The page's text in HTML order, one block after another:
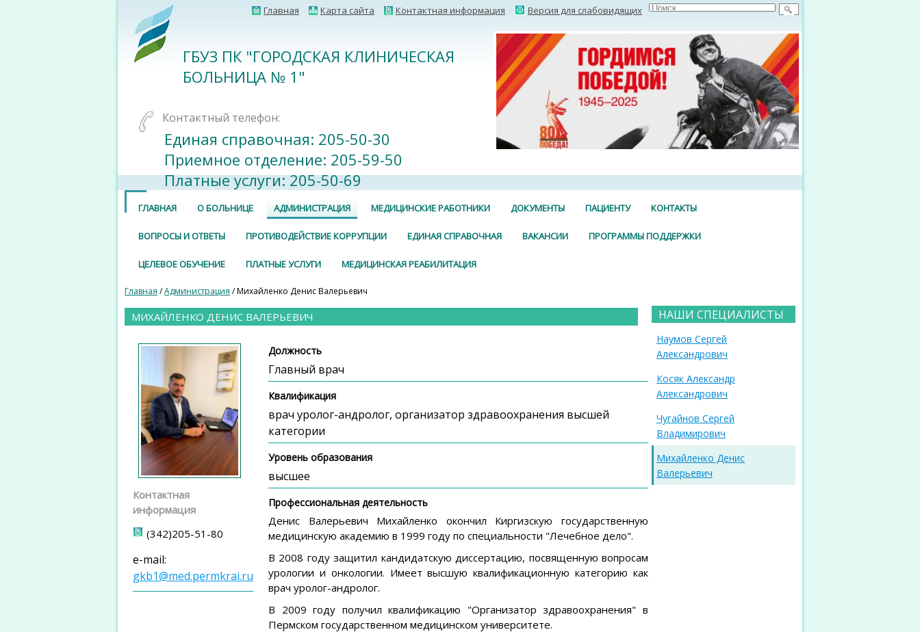
Главная Карта сайта Контактная информация Версия для слабовидящих
ГБУЗ ПК "ГОРОДСКАЯ КЛИНИЧЕСКАЯ
БОЛЬНИЦА № 1"
Контактный телефон:
Единая справочная: 205-50-30
Приемное отделение: 205-59-50
Платные услуги: 205-50-69
ГЛАВНАЯ О БОЛЬНИЦЕ АДМИНИСТРАЦИЯ МЕДИЦИНСКИЕ РАБОТНИКИ ДОКУМЕНТЫ ПАЦИЕНТУ КОНТАКТЫ
ВОПРОСЫ И ОТВЕТЫ ПРОТИВОДЕЙСТВИЕ КОРРУПЦИИ ЕДИНАЯ СПРАВОЧНАЯ ВАКАНСИИ ПРОГРАММЫ ПОДДЕРЖКИ
ЦЕЛЕВОЕ ОБУЧЕНИЕ ПЛАТНЫЕ УСЛУГИ МЕДИЦИНСКАЯ РЕАБИЛИТАЦИЯ
Главная /Администрация / Михайленко Денис Валерьевич
МИХАЙЛЕНКО ДЕНИС ВАЛЕРЬЕВИЧ
Контактная
информация
(342)205-51-80
e-mail:
gkb1@med.permkrai.ru
Должность
Главный врач
Квалификация
врач уролог-андролог, организатор здравоохранения высшей
категории
Уровень образования
высшее
Профессиональная деятельность
Денис Валерьевич Михайленко окончил Киргизскую государственную
медицинскую академию в 1999 году по специальности "Лечебное дело".
В 2008 году защитил кандидатскую диссертацию, посвященную вопросам
урологии и онкологии. Имеет высшую квалификационную категорию как
врач уролог-андролог.
В 2009 году получил квалификацию "Организатор здравоохранения" в
Пермском государственном медицинском университете.
НАШИ СПЕЦИАЛИСТЫ
Наумов Сергей
Александрович
Косяк Александр
Александрович
Чугайнов Сергей
Владимирович
Михайленко Денис
Валерьевич